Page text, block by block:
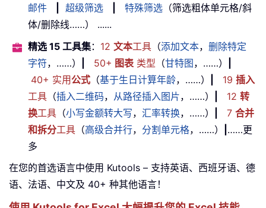
邮件
超级筛选 特殊筛选 （筛选粗体单元格/斜
体/删除线……） ......
精选 15 工具集： 12 文本工具 （添加文本， 删除特定
字符，……） 50+ 图表类型 （甘特图 ，……）
40+ 实用公式 （基于生日计算年龄，……） 19 插入
工具 （插入二维码， 从路径插入图片，……） 12 转
换工具 （小写金额转大写， 汇率转换，……） 7 合并
和拆分工具 （高级合并行， 分割单元格，……）
……更
多
在您的首选语言中使用 Kutools – 支持英语、西班牙语、德
语、法语、中文及 40+ 种其他语言！